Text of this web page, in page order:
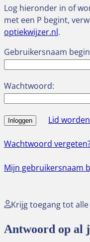
Log hieronder in of
met een P begint,
optiekwijzer.nl.
Gebruikersnaam
Wachtwoord:
Inloggen Lid worden
Wachtwoord
Mijn gebruikersnaam
Krijg toegang tot
Antwoord op al